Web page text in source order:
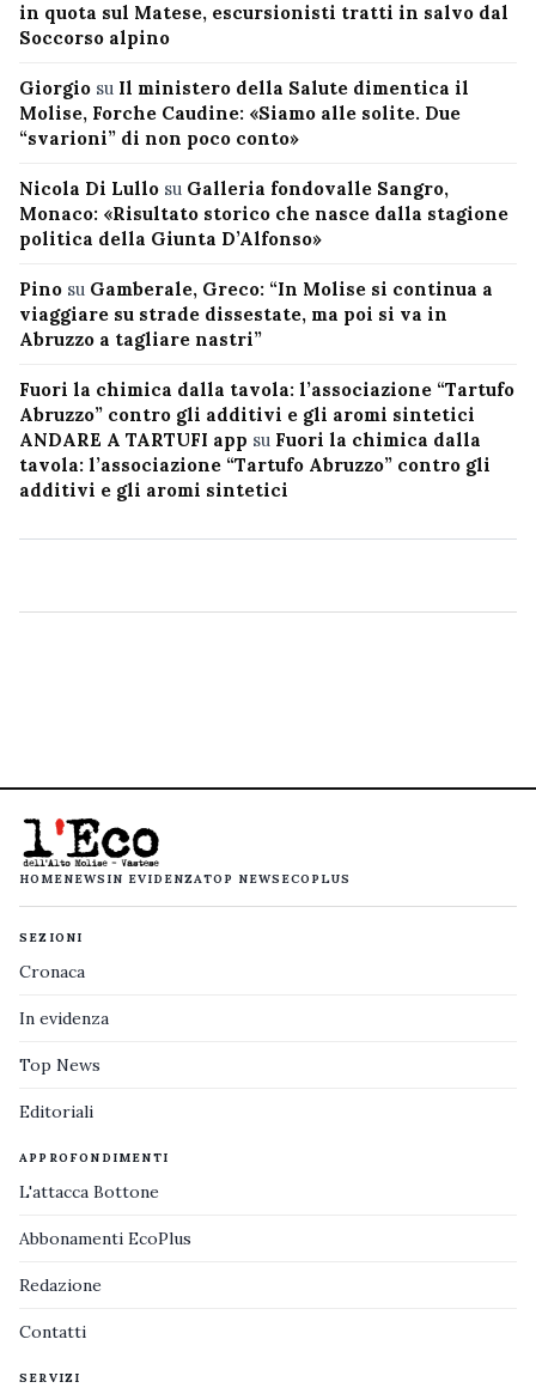
in quota sul Matese, escursionisti tratti in salvo dal
Soccorso alpino
Giorgio su Il ministero della Salute dimentica il
Molise, Forche Caudine: «Siamo alle solite. Due
“svarioni” di non poco conto»
Nicola Di Lullo su Galleria fondovalle Sangro,
Monaco: «Risultato storico che nasce dalla stagione
politica della Giunta D’Alfonso»
Pino su Gamberale, Greco: “In Molise si continua a
viaggiare su strade dissestate, ma poi si va in
Abruzzo a tagliare nastri”
Fuori la chimica dalla tavola: l’associazione “Tartufo
Abruzzo” contro gli additivi e gli aromi sintetici
ANDARE A TARTUFI app su Fuori la chimica dalla
tavola: l’associazione “Tartufo Abruzzo” contro gli
additivi e gli aromi sintetici
HOMENEWS IN EVIDENZATOP NEWS ECOPLUS
SEZIONI
Cronaca
In evidenza
Top News
Editoriali
APPROFONDIMENTI
L'attacca Bottone
Abbonamenti EcoPlus
Redazione
Contatti
SERVIZI